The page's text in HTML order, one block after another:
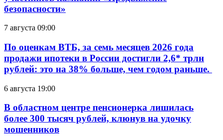
безопасности»
7 августа 09:00
По оценкам ВТБ, за семь месяцев 2026 года
продажи ипотеки в России достигли 2,6* трлн
рублей: это на 38% больше, чем годом раньше.
6 августа 19:00
В областном центре пенсионерка лишилась
более 300 тысяч рублей, клюнув на удочку
мошенников